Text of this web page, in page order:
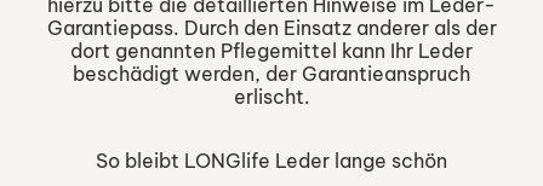
hierzu bitte die detaillierten Hinweise im Leder-
Garantiepass. Durch den Einsatz anderer als der
dort genannten Pflegemittel kann Ihr Leder
beschädigt werden, der Garantieanspruch
erlischt.
So bleibt LONGlife Leder lange schön